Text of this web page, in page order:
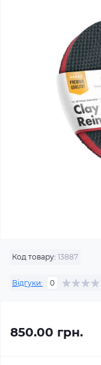
Код товару: 13887
Відгуки: 0
850.00 грн.